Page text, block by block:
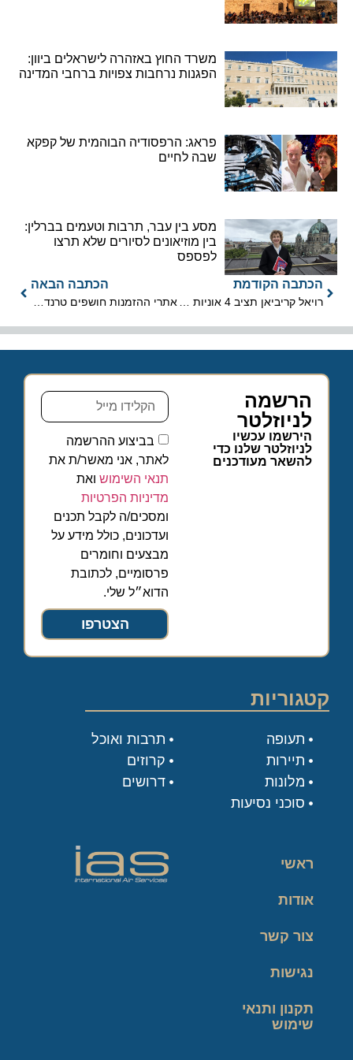
משרד החוץ באזהרה לישראלים ביוון:
הפגנות נרחבות צפויות ברחבי המדינה
פראג: הרפסודיה הבוהמית של קפקא
שבה לחיים
מסע בין עבר, תרבות וטעמים בברלין:
בין מוזיאונים לסיורים שלא תרצו
לפספס
הכתבה הקודמת הכתבה הבאה
הרשמה
לניוזלטר
הירשמו עכשיו
לניוזלטר שלנו כדי
להשאר מעודכנים
בביצוע ההרשמה
לאתר, אני מאשר/ת את
תנאי השימוש ואת
מדיניות הפרטיות
ומסכים/ה לקבל תכנים
ועדכונים, כולל מידע על
מבצעים וחומרים
פרסומיים, לכתובת
הדוא״ל שלי.
הצטרפו
קטגוריות
תעופה
תיירות
מלונות
סוכני נסיעות
תרבות ואוכל
קרוזים
דרושים
ראשי
אודות
צור קשר
נגישות
תקנון ותנאי
שימוש